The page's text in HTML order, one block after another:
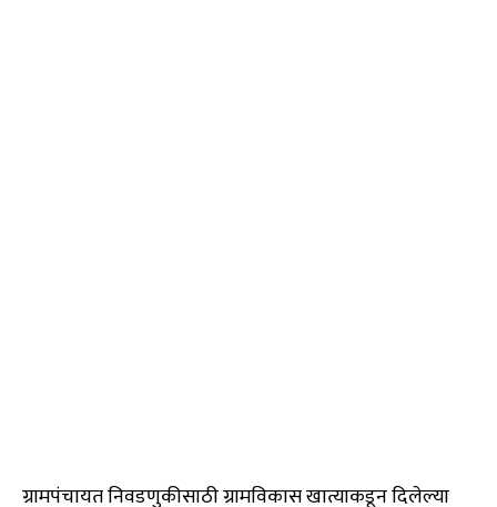
ग्रामपंचायत निवडणुकीसाठी ग्रामविकास खात्याकडून दिलेल्या